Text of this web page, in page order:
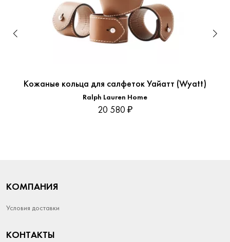
Кожаные кольца для салфеток Уайатт (Wyatt)
Ralph Lauren Home
20 580 ₽
КОМПАНИЯ
Условия доставки
КОНТАКТЫ